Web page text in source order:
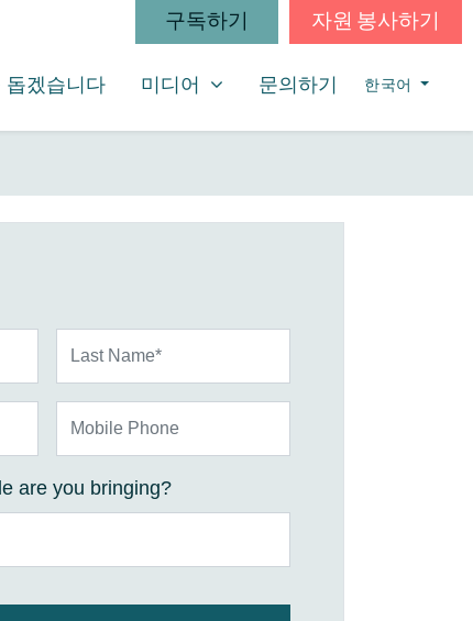
구독하기 자원 봉사하기
돕겠습니다 미디어
SHOW SUBMENU FOR
미디어 문의하기 한국어
are you bringing?